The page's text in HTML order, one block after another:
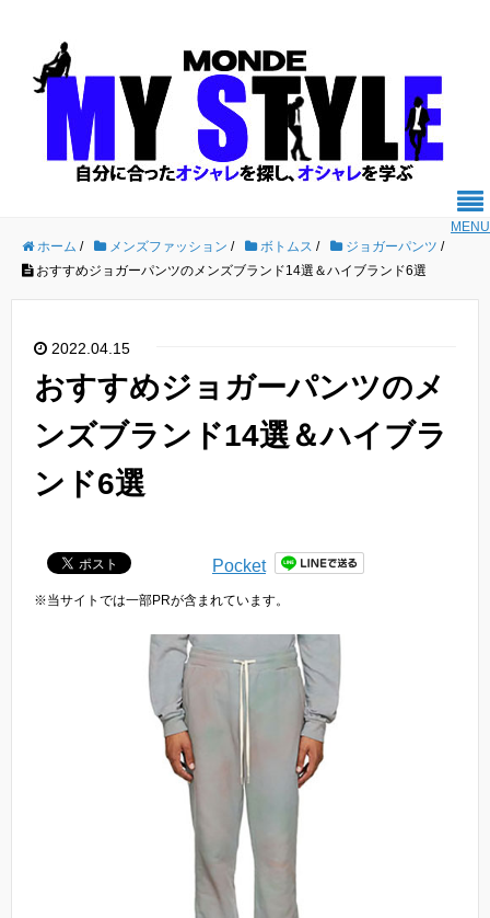
MENU
ホーム / メンズファッション / ボトムス / ジョガーパンツ /
おすすめジョガーパンツのメンズブランド14選＆ハイブランド6選
2022.04.15
おすすめジョガーパンツのメ
ンズブランド14選＆ハイブラ
ンド6選
Pocket
※当サイトでは一部PRが含まれています。